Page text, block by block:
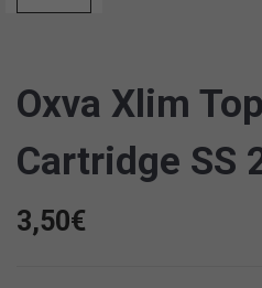
Oxva Xlim Top
Cartridge SS
3,50€